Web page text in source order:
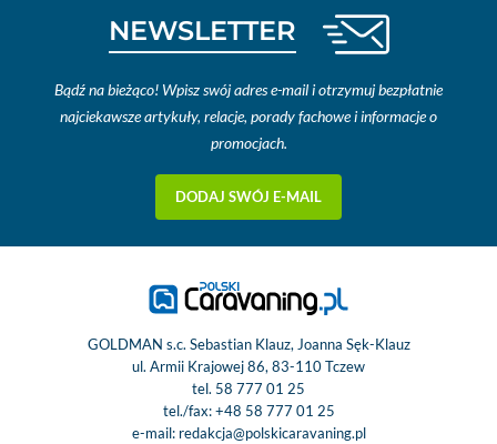
NEWSLETTER
Bądź na bieżąco! Wpisz swój adres e-mail i otrzymuj bezpłatnie
najciekawsze artykuły, relacje, porady fachowe i informacje o
promocjach.
DODAJ SWÓJ E-MAIL
GOLDMAN s.c. Sebastian Klauz, Joanna Sęk-Klauz
ul. Armii Krajowej 86, 83-110 Tczew
tel. 58 777 01 25
tel./fax:+48 58 777 01 25
e-mail: redakcja@polskicaravaning.pl